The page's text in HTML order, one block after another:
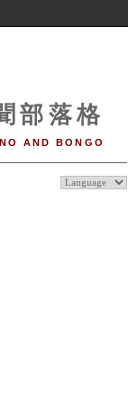
部落格
AND BONGO